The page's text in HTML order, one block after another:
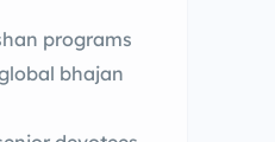
programs
bhajan